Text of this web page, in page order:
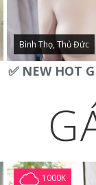
Bình Thọ, Thủ Đức
1000K